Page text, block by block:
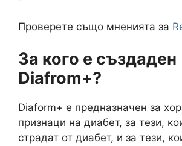
Проверете също мненията за
За кого е създаден
Diafrom+?
Diaform+ е предназначен за
признаци на диабет, за тези,
страдат от диабет, и за тези,